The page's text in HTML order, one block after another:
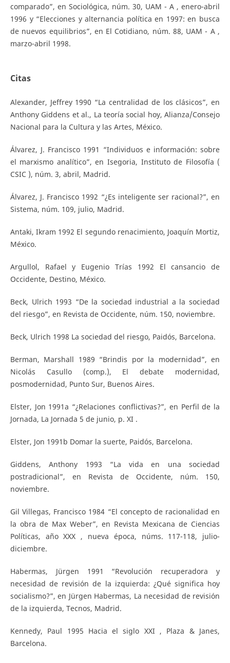
comparado”, en Sociológica, núm. 30, UAM - A , enero-abril
1996 y “Elecciones y alternancia política en 1997: en busca
de nuevos equilibrios”, en El Cotidiano, núm. 88, UAM - A ,
marzo-abril 1998.
Citas
Alexander, Jeffrey 1990 “La centralidad de los clásicos”, en
Anthony Giddens et al., La teoría social hoy, Alianza/Consejo
Nacional para la Cultura y las Artes, México.
Álvarez, J. Francisco 1991 “Individuos e información: sobre
el marxismo analítico”, en Isegoria, Instituto de Filosofía (
CSIC ), núm. 3, abril, Madrid.
Álvarez, J. Francisco 1992 “¿Es inteligente ser racional?”, en
Sistema, núm. 109, julio, Madrid.
Antaki, Ikram 1992 El segundo renacimiento, Joaquín Mortiz,
México.
Argullol, Rafael y Eugenio Trías 1992 El cansancio de
Occidente, Destino, México.
Beck, Ulrich 1993 “De la sociedad industrial a la sociedad
del riesgo”, en Revista de Occidente, núm. 150, noviembre.
Beck, Ulrich 1998 La sociedad del riesgo, Paidós, Barcelona.
Berman, Marshall 1989 “Brindis por la modernidad”, en
Nicolás Casullo (comp.), El debate modernidad,
posmodernidad, Punto Sur, Buenos Aires.
Elster, Jon 1991a “¿Relaciones conflictivas?”, en Perfil de la
Jornada, La Jornada 5 de junio, p. XI .
Elster, Jon 1991b Domar la suerte, Paidós, Barcelona.
Giddens, Anthony 1993 “La vida en una sociedad
postradicional”, en Revista de Occidente, núm. 150,
noviembre.
Gil Villegas, Francisco 1984 “El concepto de racionalidad en
la obra de Max Weber”, en Revista Mexicana de Ciencias
Políticas, año XXX , nueva época, núms. 117-118, julio-
diciembre.
Habermas, Jürgen 1991 “Revolución recuperadora y
necesidad de revisión de la izquierda: ¿Qué significa hoy
socialismo?”, en Jürgen Habermas, La necesidad de revisión
de la izquierda, Tecnos, Madrid.
Kennedy, Paul 1995 Hacia el siglo XXI , Plaza & Janes,
Barcelona.